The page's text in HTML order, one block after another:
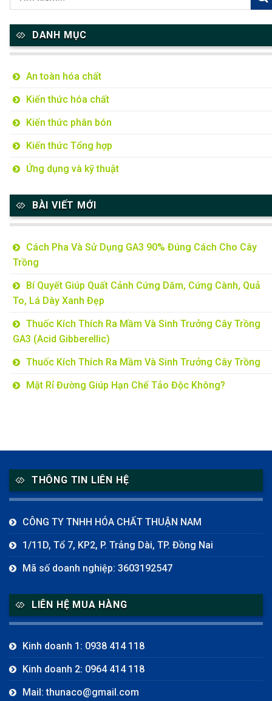
DANH MỤC
An toàn hóa chất
Kiến thức hóa chất
Kiến thức phân bón
Kiến thức Tổng hợp
Ứng dụng và kỹ thuật
BÀI VIẾT MỚI
Cách Pha Và Sử Dụng GA3 90% Đúng Cách Cho Cây
Trồng
Bí Quyết Giúp Quất Cảnh Cứng Dăm, Cứng Cành, Quả
To, Lá Dày Xanh Đẹp
Thuốc Kích Thích Ra Mầm Và Sinh Trưởng Cây Trồng
GA3 (Acid Gibberellic)
Thuốc Kích Thích Ra Mầm Và Sinh Trưởng Cây Trồng
Mật Rỉ Đường Giúp Hạn Chế Tảo Độc Không?
THÔNG TIN LIÊN HỆ
CÔNG TY TNHH HÓA CHẤT THUẬN NAM
1/11D, Tổ 7, KP2, P. Trảng Dài, TP. Đồng Nai
Mã số doanh nghiệp: 3603192547
LIÊN HỆ MUA HÀNG
Kinh doanh 1: 0938 414 118
Kinh doanh 2: 0964 414 118
Mail: thunaco@gmail.com